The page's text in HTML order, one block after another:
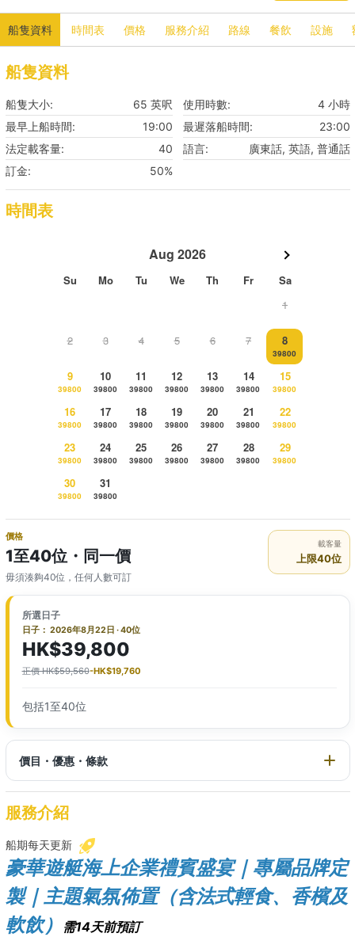
船隻資料 時間表 價格 服務介紹 路線 餐飲 設施
船隻資料
船隻大小: 65 英呎 使用時數:
4 小時
最早上船時間:
19:00 最遲落船時間:
23:00
法定載客量:
40 語言:
廣東話, 英語, 普通話
訂金:
50%
時間表
Aug 2026
Su Mo Tu We Th Fr
Sa
1
2 3 4 5 6 7 8
39800
9
39800
10
39800
11
39800
12
39800
13
39800
14
39800
15
39800
16
39800
17
39800
18
39800
19
39800
20
39800
21
39800
22
39800
23
39800
24
39800
25
39800
26
39800
27
39800
28
39800
29
39800
30
39800
31
39800
價格
1至40位・同一價
毋須湊夠40位，任何人數可訂
載客量
上限40位
所選日子
日子： 2026年8月22日 · 40位
HK$39,800
正價 HK$59,560-HK$19,760
包括1至40位
價目・優惠・條款
服務介紹
船期每天更新
豪華遊艇海上企業禮賓盛宴｜專屬品牌定
製｜主題氣氛佈置（含法式輕食、香檳及
軟飲）
需14天前預訂